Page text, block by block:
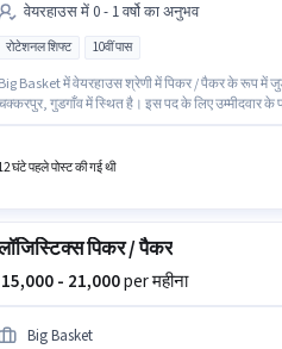
वेयरहाउस में 0 - 1 वर्षो का अनुभव
रोटेशनल शिफ्ट 10वीं पास
Big Basket में वेयरहाउस श्रेणी में पिकर / पैकर के रूप में
गुडगाँव में स्थित है। इस पद के लिए उम्मीदवार के
घंटे पहले पोस्ट की गई थी
पिकर / पैकर
₹ 15,000 - 21,000per महीना
Big Basket